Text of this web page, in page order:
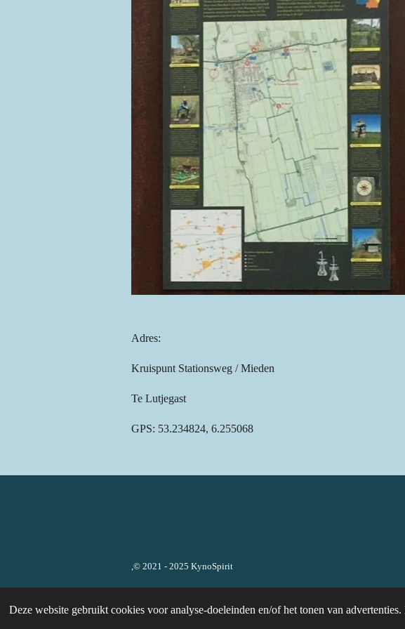
Deze website gebruikt cookies voor analyse-doeleinden en/of het tonen van
Adres:
Kruispunt Stationsweg / Mieden
Te Lutjegast
GPS: 53.234824, 6.255068
,© 2021 - 2025 KynoSpirit